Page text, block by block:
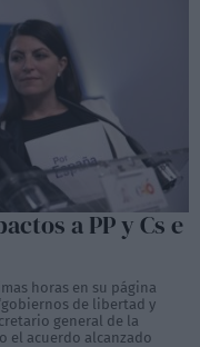
a PP y Cs e
horas en su página
de libertad y
general de la
el acuerdo alcanzado